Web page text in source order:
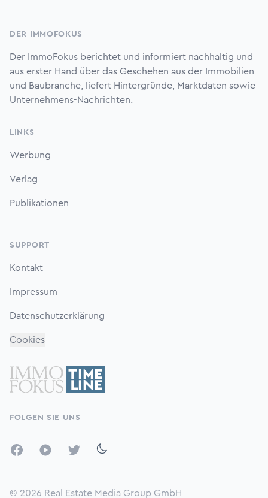
DER IMMOFOKUS
Der ImmoFokus berichtet und informiert nachhaltig und
aus erster Hand über das Geschehen aus der Immobilien-
und Baubranche, liefert Hintergründe, Marktdaten sowie
Unternehmens-Nachrichten.
LINKS
Werbung
Verlag
Publikationen
SUPPORT
Kontakt
Impressum
Datenschutzerklärung
Cookies
FOLGEN SIE UNS
FacebookYouTubeTwitter
© 2026 Real Estate Media Group GmbH